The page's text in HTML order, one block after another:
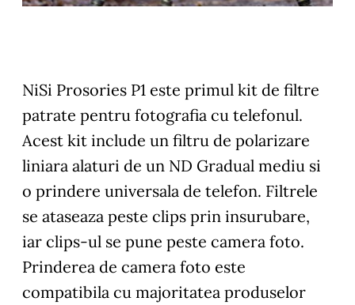
NiSi Prosories P1 este primul kit de filtre
patrate pentru fotografia cu telefonul.
Acest kit include un filtru de polarizare
liniara alaturi de un ND Gradual mediu si
o prindere universala de telefon. Filtrele
se ataseaza peste clips prin insurubare,
iar clips-ul se pune peste camera foto.
Prinderea de camera foto este
compatibila cu majoritatea produselor